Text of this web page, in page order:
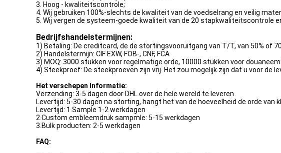
3. Hoog - kwaliteitscontrole;
4. Wij gebruiken 100%-slechts de kwaliteit van de voedselrang en veilig
5. Wij vergen de systeem-goede kwaliteit van de 20 stapkwaliteitscontrole
Bedrijfshandelstermijnen:
1) Betaling: De creditcard, de de stortingsvooruitgang van T/T, van 50% of
2) Handelstermijn: CIF EXW, FOB-, CNF, FCA
3) MOQ: 3000 stukken voor regelmatige orde, 10000 stukken voor
4) Steekproef: De steekproeven zijn vrij. Het zou mogelijk zijn dat u voor de
Het verschepen Informatie:
Verzending: 3-5 dagen door DHL over de hele wereld te leveren
Levertijd: 5-30 dagen na storting, hangt het van de hoeveelheid de orde van
Levertijd: 1.Sample 1-2 werkdagen
2.Custom embleemdruk sampmle: 5-15 werkdagen
3.Bulk producten: 2-5 werkdagen
FAQ: